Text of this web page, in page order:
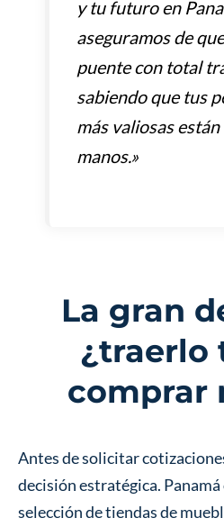
y tu futuro en
aseguramos de
puente con total
sabiendo que tus
más valiosas
manos.»
La gran
¿traerlo
comprar
Antes de solicitar
decisión estratégica.
selección de tiendas de